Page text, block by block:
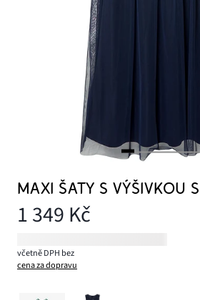
MAXI ŠATY S VÝŠIVKOU
1 349 Kč
včetně DPH bez
cena za dopravu